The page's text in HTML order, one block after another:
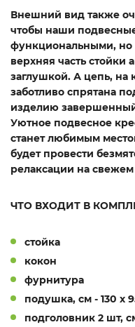
Внешний вид также
чтобы наши
функциональными,
верхняя часть стойки
заглушкой. А цепь, на
заботливо спрятана
изделию
Уютное подвесное
станет любимым
будет провести
релаксации на свежем
ЧТО ВХОДИТ В
стойка
кокон
фурнитура
подушка, см - 130 х
подголовник 2 шт,